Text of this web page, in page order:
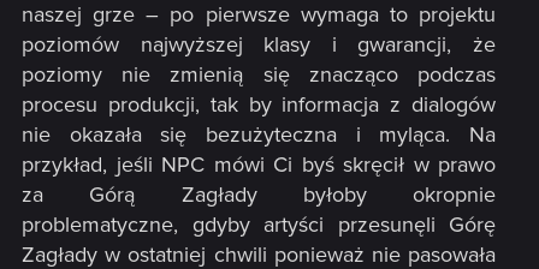
naszej grze – po pierwsze wymaga to projektu
poziomów najwyższej klasy i gwarancji, że
poziomy nie zmienią się znacząco podczas
procesu produkcji, tak by informacja z dialogów
nie okazała się bezużyteczna i myląca. Na
przykład, jeśli NPC mówi Ci byś skręcił w prawo
za Górą Zagłady byłoby okropnie
problematyczne, gdyby artyści przesunęli Górę
Zagłady w ostatniej chwili ponieważ nie pasowała